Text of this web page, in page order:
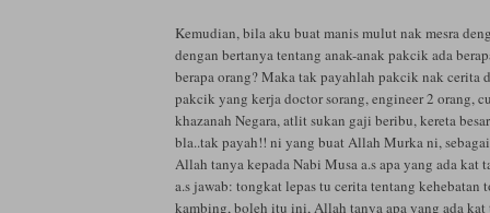
Kemudian, bila aku buat manis mulut nak mesra
dengan bertanya tentang anak-anak pakcik ada
berapa orang? Maka tak payahlah pakcik nak cerita
pakcik yang kerja doctor sorang, engineer 2 orang,
khazanah Negara, atlit sukan gaji beribu, kereta
bla..tak payah!! ni yang buat Allah Murka ni,
Allah tanya kepada Nabi Musa a.s apa yang ada kat
a.s jawab: tongkat lepas tu cerita tentang kehebatan
kambing, boleh itu ini, Allah tanya apa yang ada kat